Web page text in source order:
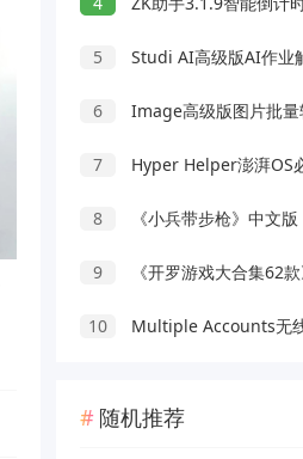
5 Studi AI高级版AI作业
6 Image高级版图片批量转
7 Hyper Helper澎湃OS必
8 《小兵带步枪》中文版
9 《开罗游戏大合集62
10 Multiple Accounts无
随机推荐